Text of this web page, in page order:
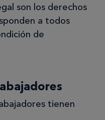
son los derechos
a todos
de
tienen